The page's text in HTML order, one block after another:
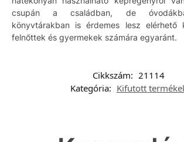
csupán a családban, de
könyvtárakban is érdemes lesz elérhető
felnőttek és gyermekek számára egyaránt.
Cikkszám: 21114
Kategória: Kifutott